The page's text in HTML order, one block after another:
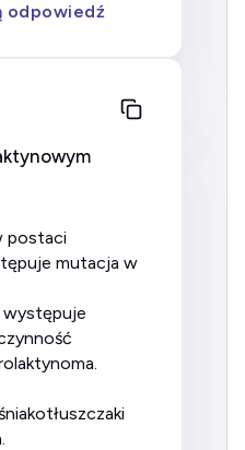
odpowiedź
mutacja w